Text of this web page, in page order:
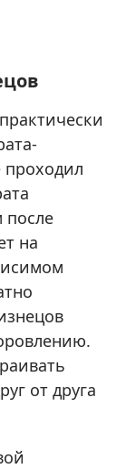
после
на
от друга